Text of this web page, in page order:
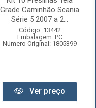
Grade Caminhão Scania
Série 5 2007 a 2...
Código: 13442
Embalagem: PC
Número Original: 1805399
Ver preço